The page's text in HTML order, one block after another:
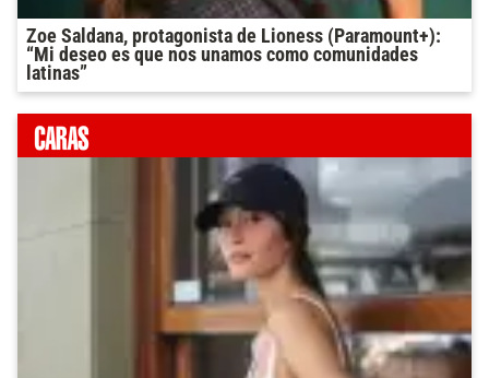
Zoe Saldana, protagonista de Lioness (Paramount+):
“Mi deseo es que nos unamos como comunidades
latinas”